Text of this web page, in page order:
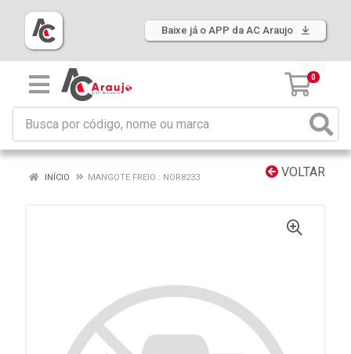
Baixe já o APP da AC Araujo
0
VOLTAR
INÍCIO MANGOTE FREIO : NOR8233